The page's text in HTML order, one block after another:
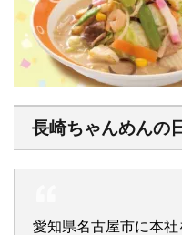
長崎ちゃんめんの
愛知県名古屋市に本